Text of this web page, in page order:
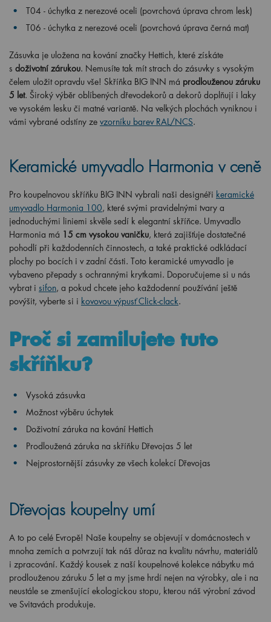
T04 - úchytka z nerezové oceli (povrchová úprava chrom lesk)
T06 - úchytka z nerezové oceli (povrchová úprava černá mat)
Zásuvka je uložena na kování značky Hettich, které získáte
s doživotní zárukou. Nemusíte tak mít strach do zásuvky s vysokým
čelem uložit opravdu vše! Skříňka BIG INN má prodlouženou záruku
5 let. Široký výběr oblíbených dřevodekorů a dekorů doplňují i laky
ve vysokém lesku či matné variantě. Na velkých plochách vyniknou i
vámi vybrané odstíny ze vzorníku barev RAL/NCS.
Keramické umyvadlo Harmonia v ceně
Pro koupelnovou skříňku BIG INN vybrali naši designéři keramické
umyvadlo Harmonia 100, které svými pravidelnými tvary a
jednoduchými liniemi skvěle sedí k elegantní skříňce. Umyvadlo
Harmonia má 15 cm vysokou vaničku, která zajišťuje dostatečné
pohodlí při každodenních činnostech, a také praktické odkládací
plochy po bocích i v zadní části. Toto keramické umyvadlo je
vybaveno přepady s ochrannými krytkami. Doporučujeme si u nás
vybrat i sifon, a pokud chcete jeho každodenní používání ještě
povýšit, vyberte si i kovovou výpusť Click-clack.
Proč si zamilujete tuto
skříňku?
Vysoká zásuvka
Možnost výběru úchytek
Doživotní záruka na kování Hettich
Prodloužená záruka na skříňku Dřevojas 5 let
Nejprostornější zásuvky ze všech kolekcí Dřevojas
Dřevojas koupelny umí
A to po celé Evropě! Naše koupelny se objevují v domácnostech v
mnoha zemích a potvrzují tak náš důraz na kvalitu návrhu, materiálů
i zpracování. Každý kousek z naší koupelnové kolekce nábytku má
prodlouženou záruku 5 let a my jsme hrdí nejen na výrobky, ale i na
neustále se zmenšující ekologickou stopu, kterou náš výrobní závod
ve Svitavách produkuje.